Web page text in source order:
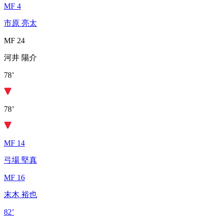
MF 4
市原 亮太
MF 24
河井 陽介
78’
78’
MF 14
弓場 堅真
MF 16
末木 裕也
82’